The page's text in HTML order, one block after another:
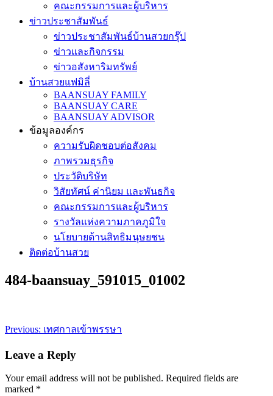
คณะกรรมการและผู้บริหาร
ข่าวประชาสัมพันธ์
ข่าวประชาสัมพันธ์บ้านสวยกรุ๊ป
ข่าวและกิจกรรม
ข่าวอสังหาริมทรัพย์
บ้านสวยแฟมิลี่
BAANSUAY FAMILY
BAANSUAY CARE
BAANSUAY ADVISOR
ข้อมูลองค์กร
ความรับผิดชอบต่อสังคม
ภาพรวมธุรกิจ
ประวัติบริษัท
วิสัยทัศน์ ค่านิยม และพันธกิจ
คณะกรรมการและผู้บริหาร
รางวัลแห่งความภาคภูมิใจ
นโยบายด้านสิทธิมนุษยชน
ติดต่อบ้านสวย
484-baansuay_591015_01002
Post
Previous: เทศกาลเข้าพรรษา
Leave a Reply
Your email address will not be published. Required fields are
marked *